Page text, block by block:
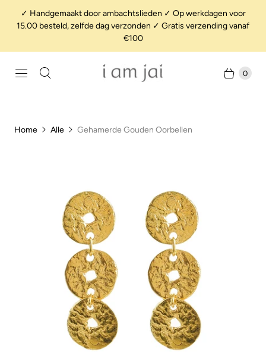
✓ Handgemaakt door ambachtslieden ✓ Op werkdagen voor
15.00 besteld, zelfde dag verzonden ✓ Gratis verzending vanaf
€100
0
Home Alle Gehamerde Gouden Oorbellen